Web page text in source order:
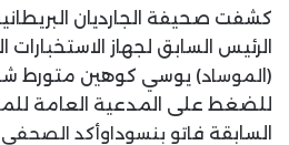
كشفت صحيفة الجارديان
الرئيس السابق لجهاز الاستخبارات
(ا لموساد) يوسي كوهين متورط
للضغط على المدعية العامة
السابقة فاتو بنسوداوأكد الصحفي